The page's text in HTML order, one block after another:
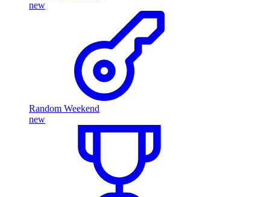
new
Random Weekend
new